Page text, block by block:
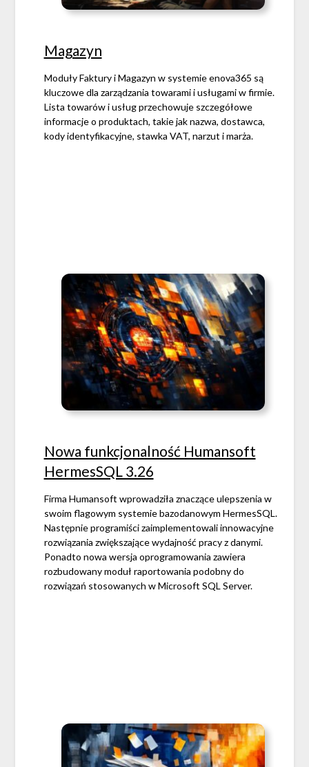
Magazyn
Moduły Faktury i Magazyn w systemie enova365 są
kluczowe dla zarządzania towarami i usługami w firmie.
Lista towarów i usług przechowuje szczegółowe
informacje o produktach, takie jak nazwa, dostawca,
kody identyfikacyjne, stawka VAT, narzut i marża.
Nowa funkcjonalność Humansoft
HermesSQL 3.26
Firma Humansoft wprowadziła znaczące ulepszenia w
swoim flagowym systemie bazodanowym HermesSQL.
Następnie programiści zaimplementowali innowacyjne
rozwiązania zwiększające wydajność pracy z danymi.
Ponadto nowa wersja oprogramowania zawiera
rozbudowany moduł raportowania podobny do
rozwiązań stosowanych w Microsoft SQL Server.